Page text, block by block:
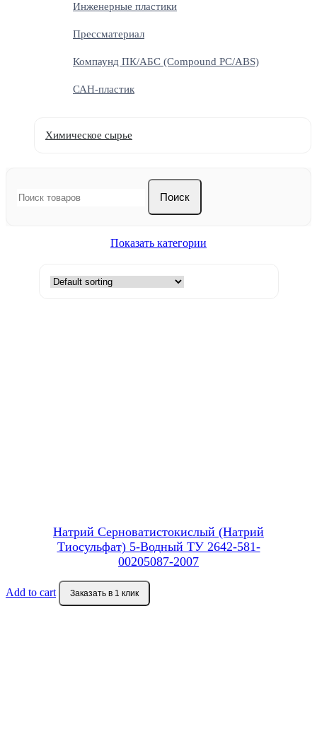
Инженерные пластики
Прессматериал
Компаунд ПК/АБС (Compound PC/ABS)
САН-пластик
Химическое сырье
Поиск
Показать категории
Натрий Серноватистокислый (Натрий
Тиосульфат) 5-Водный ТУ 2642-581-
00205087-2007
Add to cart Заказать в 1 клик